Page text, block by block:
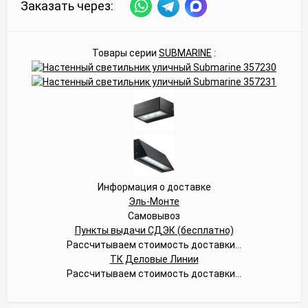
Заказать через:
Товары серии SUBMARINE :
Информация о доставке
Эль-Монте
Самовывоз
Пункты выдачи СДЭК (бесплатно)
Рассчитываем стоимость доставки...
ТК Деловые Линии
Рассчитываем стоимость доставки...